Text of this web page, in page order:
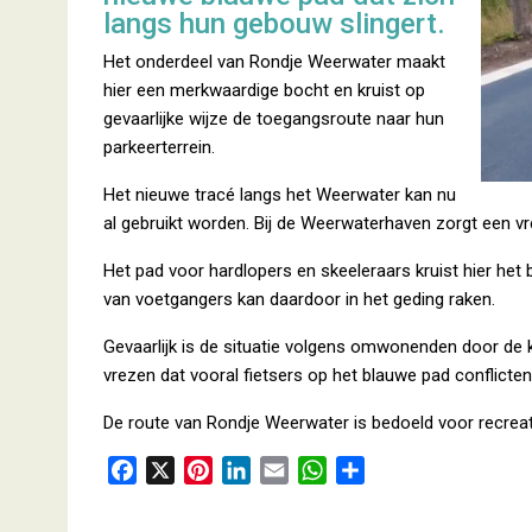
langs hun gebouw slingert.
Het onderdeel van Rondje Weerwater maakt
hier een merkwaardige bocht en kruist op
gevaarlijke wijze de toegangsroute naar hun
parkeerterrein.
Het nieuwe tracé langs het Weerwater kan nu
al gebruikt worden. Bij de Weerwaterhaven zorgt een
Het pad voor hardlopers en skeeleraars kruist hier het
van voetgangers kan daardoor in het geding raken.
Gevaarlijk is de situatie volgens omwonenden door
vrezen dat vooral fietsers op het blauwe pad
De route van Rondje Weerwater is bedoeld voor
W